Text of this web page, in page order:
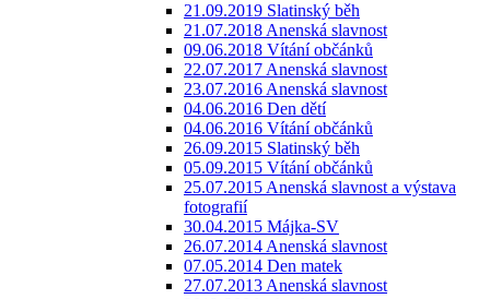
21.09.2019 Slatinský běh
21.07.2018 Anenská slavnost
09.06.2018 Vítání občánků
22.07.2017 Anenská slavnost
23.07.2016 Anenská slavnost
04.06.2016 Den dětí
04.06.2016 Vítání občánků
26.09.2015 Slatinský běh
05.09.2015 Vítání občánků
25.07.2015 Anenská slavnost a výstava
fotografií
30.04.2015 Májka-SV
26.07.2014 Anenská slavnost
07.05.2014 Den matek
27.07.2013 Anenská slavnost